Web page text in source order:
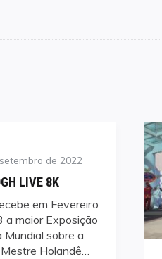
de 2022
LIVE 8K
em Fevereiro
a maior Exposição
Mundial sobre a
Holandê…